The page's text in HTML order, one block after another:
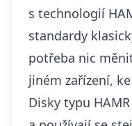
s technologií
standardy
potřeba nic
jiném zařízení,
Disky typu